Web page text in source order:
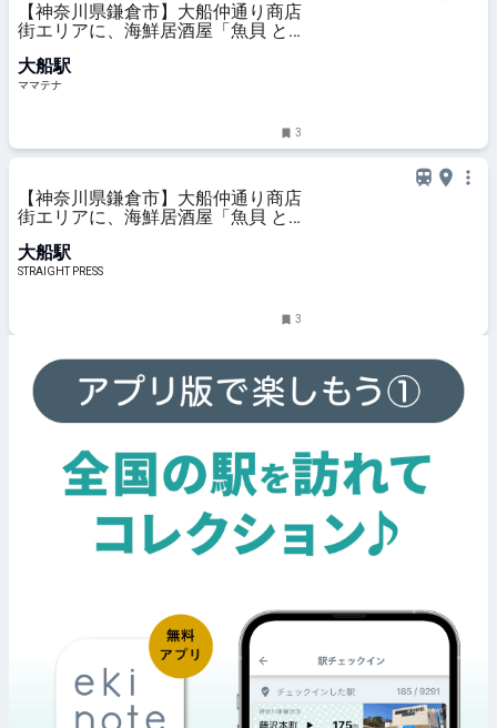
【神奈川県鎌倉市】大船仲通り商店
街エリアに、海鮮居酒屋「魚貝 と
ナ
大船駅
ママテナ
3
【神奈川県鎌倉市】大船仲通り商店
街エリアに、海鮮居酒屋「魚貝 と
大船駅
STRAIGHT PRESS
3